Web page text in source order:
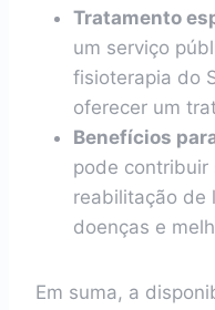
Tratamento
um serviço
fisioterapia do
oferecer um
Benefícios
pode contribuir
reabilitação de
doenças e
Em suma, a